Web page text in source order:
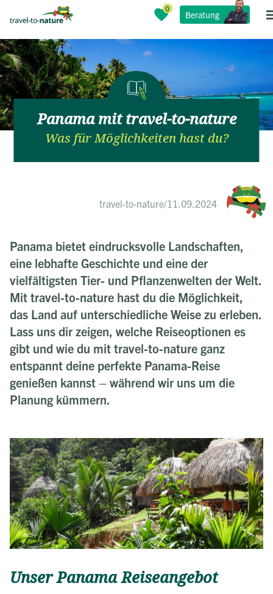
Beratung
Panama mit travel-to-nature
Was für Möglichkeiten hast du?
travel-to-nature/11.09.2024
Panama bietet eindrucksvolle Landschaften,
eine lebhafte Geschichte und eine der
vielfältigsten Tier- und Pflanzenwelten der Welt.
Mit travel-to-nature hast du die Möglichkeit,
das Land auf unterschiedliche Weise zu erleben.
Lass uns dir zeigen, welche Reiseoptionen es
gibt und wie du mit travel-to-nature ganz
entspannt deine perfekte Panama-Reise
genießen kannst – während wir uns um die
Planung kümmern.
Unser Panama Reiseangebot